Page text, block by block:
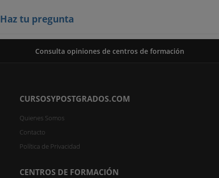
Haz tu pregunta
Consulta opiniones de centros de formación
CURSOSYPOSTGRADOS.COM
Quienes Somos
Contacto
Política de Privacidad
CENTROS DE FORMACIÓN